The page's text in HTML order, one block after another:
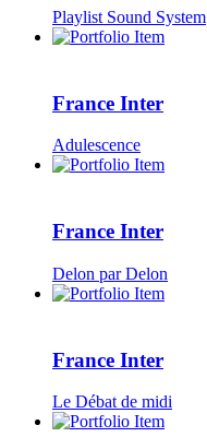
Playlist Sound System
France Inter
Adulescence
France Inter
Delon par Delon
France Inter
Le Débat de midi